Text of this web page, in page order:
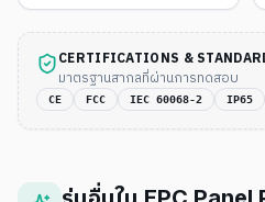
CERTIFICATIONS &
มาตรฐานสากลที่ผ่านการทดสอบ
CE FCC IEC 60068-2 IP65